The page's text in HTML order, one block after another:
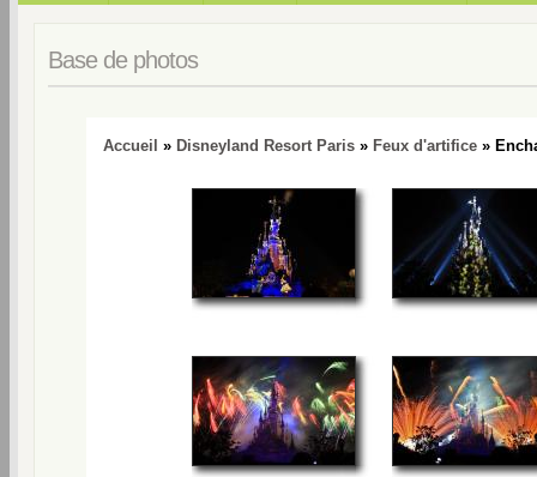
Base de photos
Accueil » Disneyland Resort Paris » Feux d'artifice »